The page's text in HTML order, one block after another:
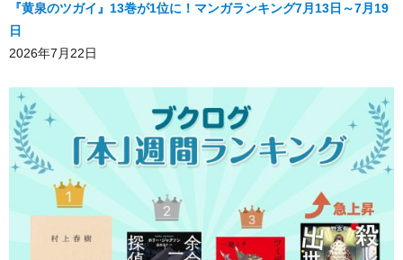
『黄泉のツガイ』13巻が1位に！マンガランキング7月13日～7月19
日
2026年7月22日